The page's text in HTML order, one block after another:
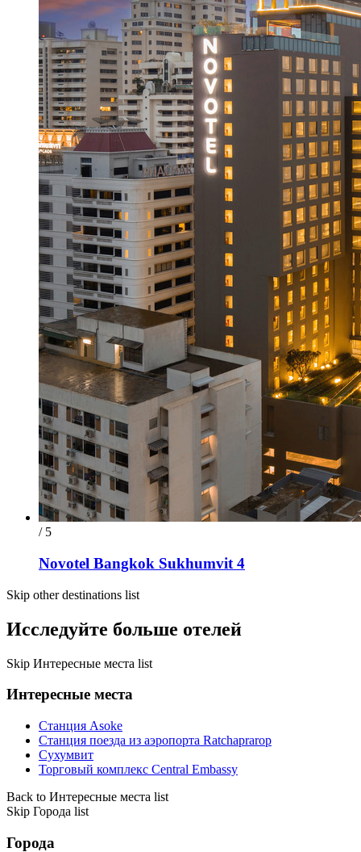
/ 5
Novotel Bangkok Sukhumvit 4
Skip other destinations list
Исследуйте больше отелей
Skip Интересные места list
Интересные места
Станция Asoke
Станция поезда из аэропорта Ratchaprarop
Сухумвит
Торговый комплекс Central Embassy
Back to Интересные места list
Skip Города list
Города